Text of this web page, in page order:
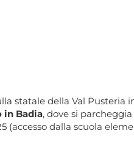
statale della Val
in Badia, dove si
dalla scuola